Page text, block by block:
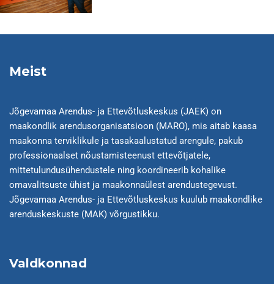
Meist
Jõgevamaa Arendus- ja Ettevõtluskeskus (JAEK) on
maakondlik arendusorganisatsioon (MARO), mis aitab kaasa
maakonna terviklikule ja tasakaalustatud arengule, pakub
professionaalset nõustamisteenust ettevõtjatele,
mittetulundusühendustele ning koordineerib kohalike
omavalitsuste ühist ja maakonnaülest arendustegevust.
Jõgevamaa Arendus- ja Ettevõtluskeskus kuulub maakondlike
arenduskeskuste (MAK) võrgustikku.
Valdkonnad